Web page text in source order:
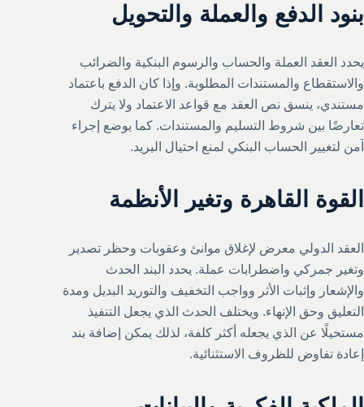
بنود الدفع والعملة والتحويل
يحدد العقد العملة والحساب والرسوم البنكية والضرائب
والاستقطاع والمستندات المطلوبة. وإذا كان الدفع باعتماد
مستندي، ينسق نص العقد مع قواعد الاعتماد ولا يترك
تعارضًا بين شروط التسليم والمستندات. كما يوضع إجراء
آمن لتغيير الحساب البنكي لمنع احتيال البريد.
القوة القاهرة وتغير الأنظمة
العقد الدولي معرض لإغلاق موانئ وعقوبات وحظر تصدير
وتغير جمركي واضطرابات عملة. يحدد البند الحدث
والإشعار وإثبات الأثر وواجب التخفيف والتوريد البديل ومدة
التعليق وحق الإنهاء. ويختلف الحدث الذي يجعل التنفيذ
مستحيلًا عن الذي يجعله أكثر كلفة، لذلك يمكن إضافة بند
إعادة تفاوض للظروف الاستثنائية.